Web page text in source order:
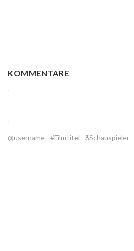
KOMMENTARE
@username #Filmtitel $Schauspieler